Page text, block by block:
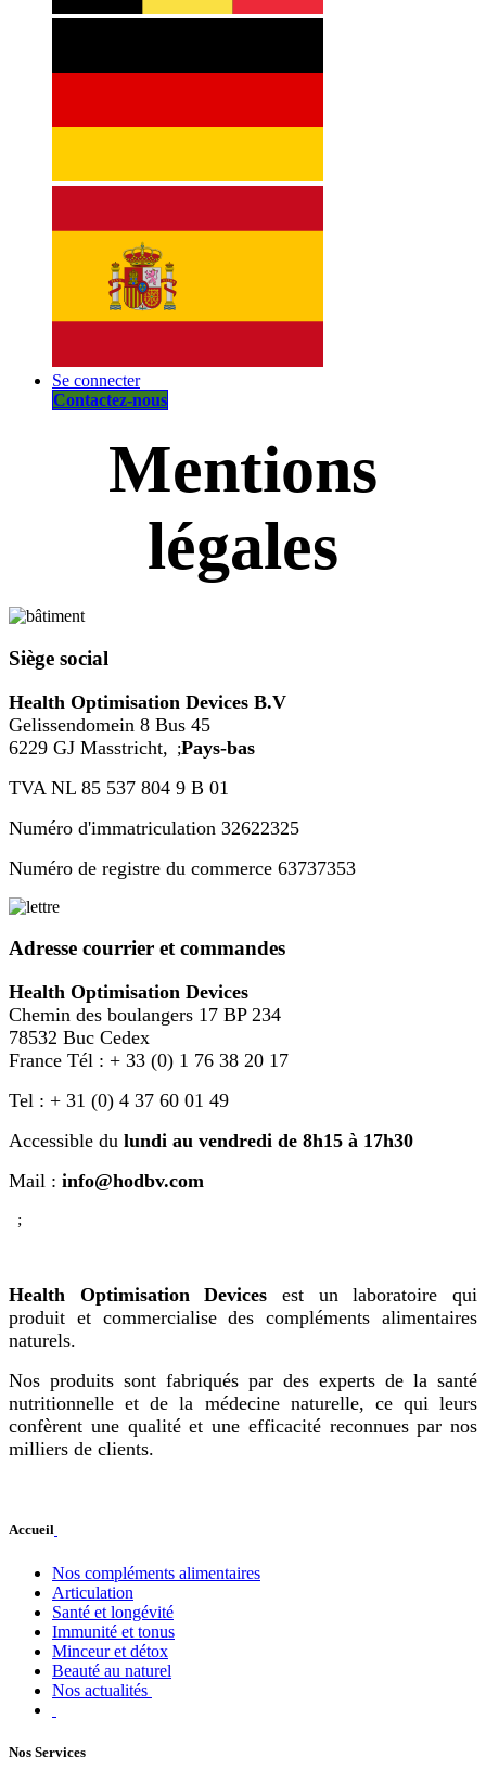
Se connecter
Contactez-nous
​Mentions
légales
Siège social
Health Optimisation Devices B.V
Gelissendomein 8 Bus 45
6229 GJ Masstricht,
;Pays-bas
TVA NL 85 537 804 9 B 01
Numéro d'immatriculation 32622325
Numéro de registre du commerce 63737353
Adresse courrier et commandes
Health Optimisation Devices
Chemin des boulangers 17 BP 234
78532 Buc Cedex
France Tél : + 33 (0) 1 76 38 20 17
Tel : + 31 (0) 4 37 60 01 49
Accessible du lundi au vendredi de 8h15 à 17h30
Mail : info@hodbv.com
;
Health Optimisation Devices est un laboratoire qui
produit et commercialise des compléments alimentaires
naturels.
Nos produits sont fabriqués par des experts de la santé
nutritionnelle et de la médecine naturelle, ce qui leurs
confèrent une qualité et une efficacité reconnues par nos
milliers de clients.
Accueil
Nos compléments alimentaires
Articulation
Santé et longévité
Immunité et tonus
Minceur et détox
Beauté au naturel
Nos actualités
Nos Services